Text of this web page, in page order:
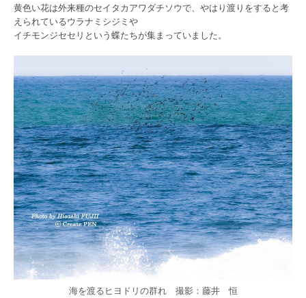
黄色い花は外来種のセイタカアワダチソウで、やはり渡りをすると考
えられているウラナミシジミや
イチモンジセセリという蝶たちが集まっていました。
海を渡るヒヨドリの群れ 撮影：藤井 恒